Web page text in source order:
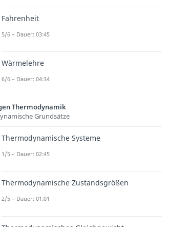
Fahrenheit
5/6 – Dauer: 03:45
Wärmelehre
6/6 – Dauer: 04:34
Thermodynamik
Grundsätze
Thermodynamische Systeme
1/5 – Dauer: 02:45
Thermodynamische Zustandsgrößen
2/5 – Dauer: 01:01